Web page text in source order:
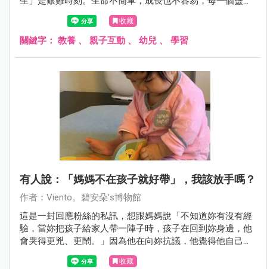
都是鼓足勇氣而來，必定要帶著意義而歸。
收藏
關鍵字： 教養 、 親子互動 、 幼兒 、 學習
有人說：「媽媽不在孩子就好帶」，我該放手嗎？
作者：Viento。碧安朵’s博物館
這是一封回應粉絲的私訊，想跟媽媽說「不知道妳有沒有經
驗，當妳把孩子給家人帶一陣子時，孩子在回到妳身邊，他
會哭得更兇、更鬧。」因為他在向妳抗議，他覺得他自己被
妳丟下了。我是無後援媽媽，當時長輩也質疑是我一直抱，
全親餵，才造成艷寶是高需求，也曾說過類似的話...
收藏